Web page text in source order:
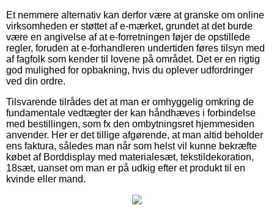
Et nemmere alternativ kan derfor være at granske om online
virksomheden er støttet af e-mærket, grundet at det burde
være en angivelse af at e-forretningen føjer de opstillede
regler, foruden at e-forhandleren undertiden føres tilsyn med
af fagfolk som kender til lovene på området. Det er en rigtig
god mulighed for opbakning, hvis du oplever udfordringer
ved din ordre.
Tilsvarende tilrådes det at man er omhyggelig omkring de
fundamentale vedtægter der kan håndhæves i forbindelse
med bestillingen, som fx den ombytningsret hjemmesiden
anvender. Her er det tillige afgørende, at man altid beholder
ens faktura, således man når som helst vil kunne bekræfte
købet af Borddisplay med materialesæt, tekstildekoration,
18sæt, uanset om man er på udkig efter et produkt til en
kvinde eller mand.